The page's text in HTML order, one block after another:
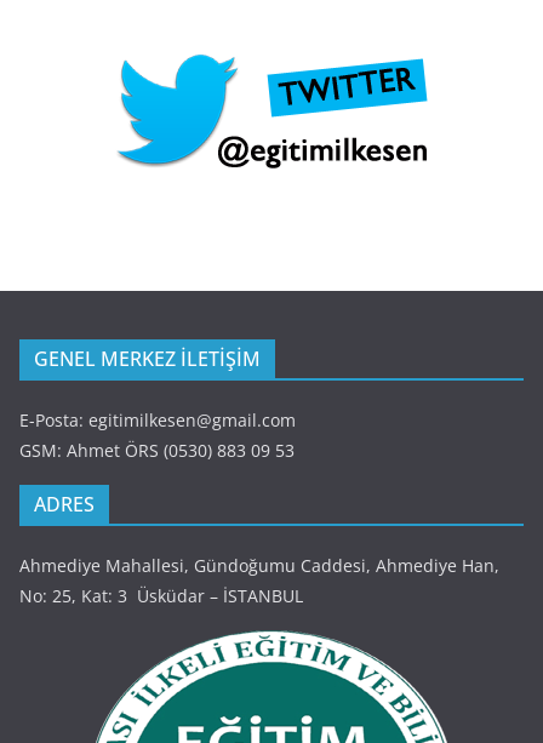
GENEL MERKEZ İLETİŞİM
E-Posta: egitimilkesen@gmail.com
GSM: Ahmet ÖRS (0530) 883 09 53
ADRES
Ahmediye Mahallesi, Gündoğumu Caddesi, Ahmediye Han,
No: 25, Kat: 3 Üsküdar – İSTANBUL